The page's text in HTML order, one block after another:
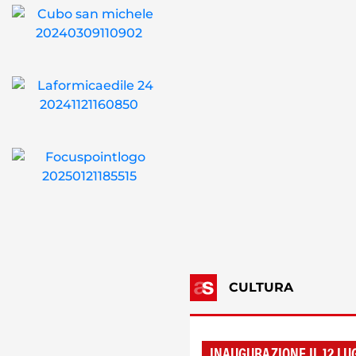
CULTURA